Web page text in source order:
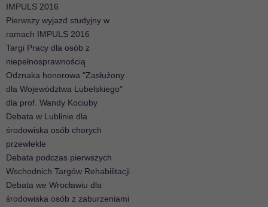
IMPULS 2016
Pierwszy wyjazd studyjny w
ramach IMPULS 2016
Targi Pracy dla osób z
niepełnosprawnością
Odznaka honorowa "Zasłużony
dla Województwa Lubelskiego"
dla prof. Wandy Kociuby
Debata w Lublinie dla
środowiska osób chorych
przewlekle
Debata podczas pierwszych
Wschodnich Targów Rehabilitacji
Debata we Wrocławiu dla
środowiska osób z zaburzeniami